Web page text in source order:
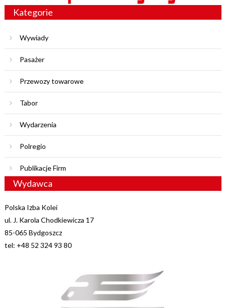
Kategorie
Wywiady
Pasażer
Przewozy towarowe
Tabor
Wydarzenia
Polregio
Publikacje Firm
Wydawca
Polska Izba Kolei
ul. J. Karola Chodkiewicza 17
85-065 Bydgoszcz
tel: +48 52 324 93 80